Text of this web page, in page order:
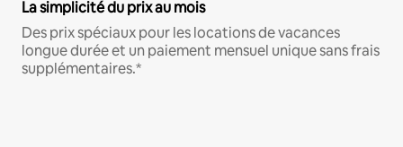
La simplicité du prix au mois
Des prix spéciaux pour les locations de vacances
longue durée et un paiement mensuel unique sans frais
supplémentaires.*